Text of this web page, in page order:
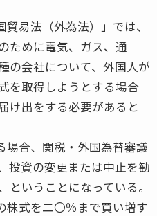
易法（外為法）」では、
ために電気、ガス、通
の会社について、外国人が
を取得しようとする場合
け出をする必要があると
合、関税・外国為替審議
投資の変更または中止を勧
いうことになっている。
式を二〇％まで買い増す